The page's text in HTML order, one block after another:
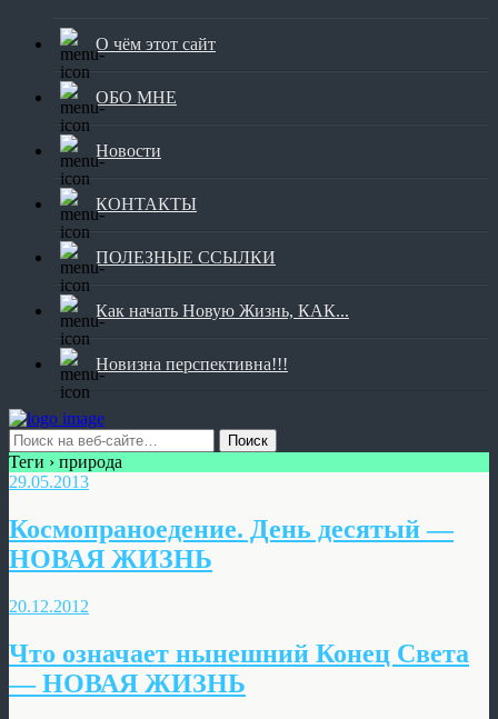
О чём этот сайт
ОБО МНЕ
Новости
КОНТАКТЫ
ПОЛЕЗНЫЕ ССЫЛКИ
Как начать Новую Жизнь, КАК...
Новизна перспективна!!!
Теги › природа
29.05.2013
Космопраноедение. День десятый —
НОВАЯ ЖИЗНЬ
20.12.2012
Что означает нынешний Конец Света
— НОВАЯ ЖИЗНЬ